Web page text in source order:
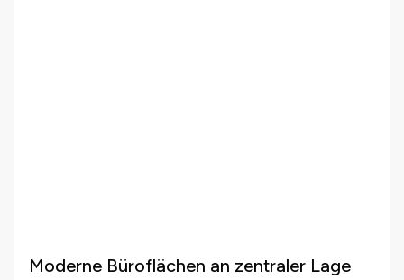
Moderne Büroflächen an zentraler Lage